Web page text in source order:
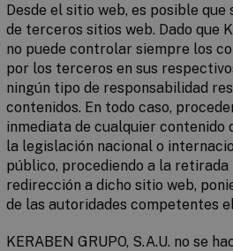
Desde el sitio web, es posible
de terceros sitios web. Dado que
no puede controlar siempre los
por los terceros en sus
ningún tipo de responsabilidad
contenidos. En todo caso,
inmediata de cualquier contenido
la legislación nacional o
público, procediendo a la retirada
redirección a dicho sitio web,
de las autoridades competentes
KERABEN GRUPO, S.A.U. no se